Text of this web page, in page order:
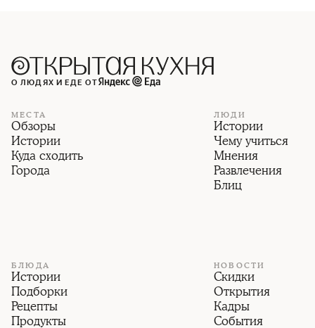
О ЛЮДЯХ И ЕДЕ ОТ
МЕСТА
Обзоры
Истории
Куда сходить
Города
ЛЮДИ
Истории
Чему учиться
Мнения
Развлечения
Блиц
БЛЮДА
Истории
Подборки
Рецепты
Продукты
НОВОСТИ
Скидки
Открытия
Кадры
События